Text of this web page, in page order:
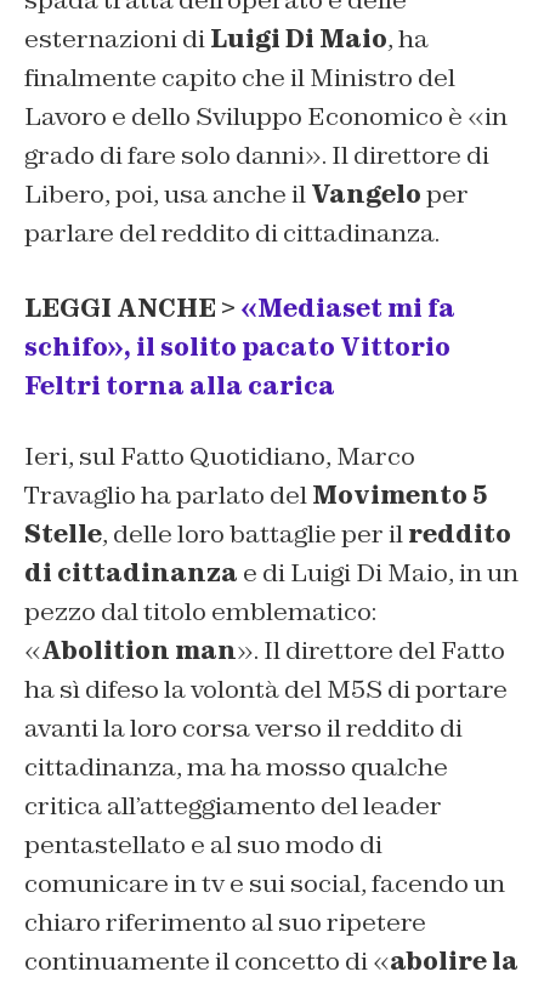
esternazioni diLuigi Di Maio, ha
finalmente capito che il Ministro del
Lavoro e dello Sviluppo Economico è «in
grado di fare solo danni». Il direttore di
Libero, poi, usa anche ilVangeloper
parlare del reddito di cittadinanza.
LEGGI ANCHE > «Mediaset mi fa
schifo», il solito pacato Vittorio
Feltri torna alla carica
Ieri, sulFatto Quotidiano, Marco
Travaglio ha parlato delMovimento 5
Stelle, delle loro battaglie per ilreddito
di cittadinanza e di Luigi Di Maio, in un
pezzo dal titolo emblematico:
«Abolition man». Il direttore del Fatto
ha sì difeso la volontà del M5S di portare
avanti la loro corsa verso il reddito di
cittadinanza, ma ha mosso qualche
critica all’atteggiamento del leader
pentastellato e al suo modo di
comunicare in tv e sui social, facendo un
chiaro riferimento al suo ripetere
continuamente il concetto di «abolire la